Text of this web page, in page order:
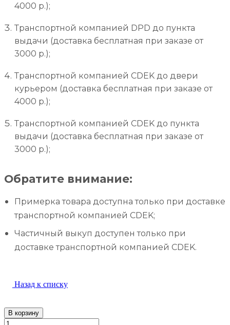
4000 р.);
Транспортной компанией DPD до пункта
выдачи (доставка бесплатная при заказе от
3000 р.);
Транспортной компанией CDEK до двери
курьером (доставка бесплатная при заказе от
4000 р.);
Транспортной компанией CDEK до пункта
выдачи (доставка бесплатная при заказе от
3000 р.);
Обратите внимание:
Примерка товара доступна только при доставке
транспортной компанией CDEK;
Частичный выкуп доступен только при
доставке транспортной компанией CDEK.
Назад к списку
В корзину